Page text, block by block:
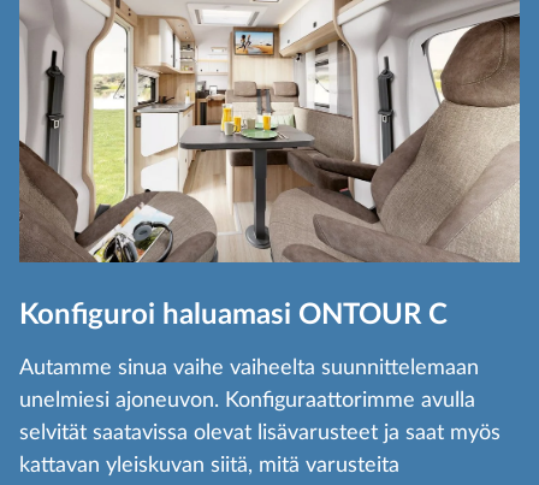
Konfiguroi haluamasi ONTOUR C
Autamme sinua vaihe vaiheelta suunnittelemaan
unelmiesi ajoneuvon. Konfiguraattorimme avulla
selvität saatavissa olevat lisävarusteet ja saat myös
kattavan yleiskuvan siitä, mitä varusteita